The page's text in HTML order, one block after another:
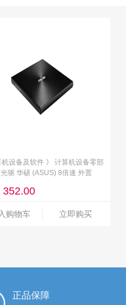
机设备及软件 》 计算机设备零部
驱 华硕 (ASUS) 8倍速 外置
352.00
购物车 立即购买
正品保障